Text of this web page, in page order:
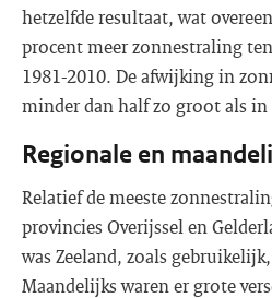
hetzelfde resultaat, wat
procent meer zonnestraling
1981-2010. De afwijking in
minder dan half zo groot als
Regionale en
Relatief de meeste
provincies Overijssel en
was Zeeland, zoals
Maandelijks waren er grote